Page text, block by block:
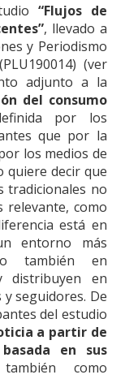
“Flujos de
, llevado a
y Periodismo
(ver
adjunto a la
del consumo
por los
que por la
los medios de
quiere decir que
tradicionales no
relevante, como
está en
entorno más
también en
distribuyen en
seguidores. De
del estudio
a partir de
en sus
como